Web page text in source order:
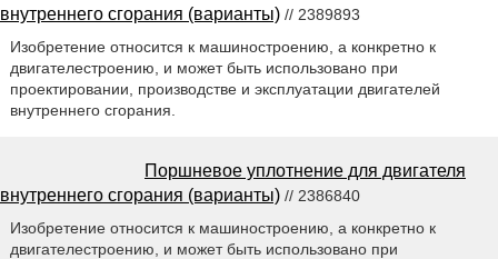
внутреннего сгорания (варианты) // 2389893
Изобретение относится к машиностроению, а конкретно к
двигателестроению, и может быть использовано при
проектировании, производстве и эксплуатации двигателей
внутреннего сгорания.
Поршневое уплотнение для двигателя
внутреннего сгорания (варианты) // 2386840
Изобретение относится к машиностроению, а конкретно к
двигателестроению, и может быть использовано при